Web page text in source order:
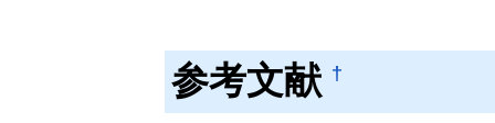
参考文献 †